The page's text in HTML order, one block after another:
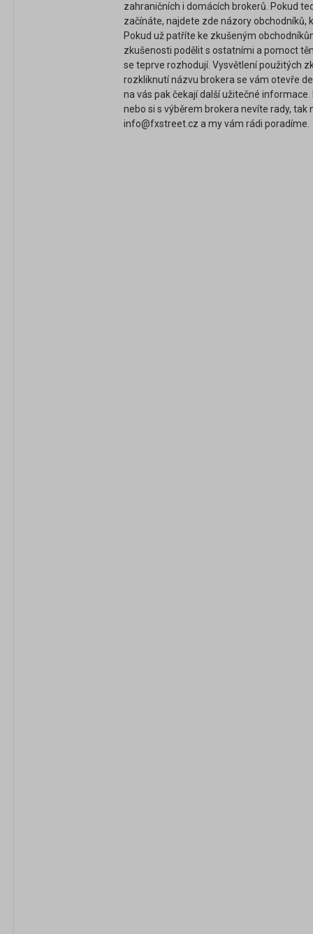
zahraničních i domácích brokerů. Pokud
začínáte, najdete zde názory obchodníků,
Pokud už patříte ke zkušeným
zkušenosti podělit s ostatními a pomoct
se teprve rozhodují. Vysvětlení použitých
rozkliknutí názvu brokera se vám otevře
na vás pak čekají další užitečné
nebo si s výběrem brokera nevíte rady,
info@fxstreet.cz a my vám rádi poradíme.